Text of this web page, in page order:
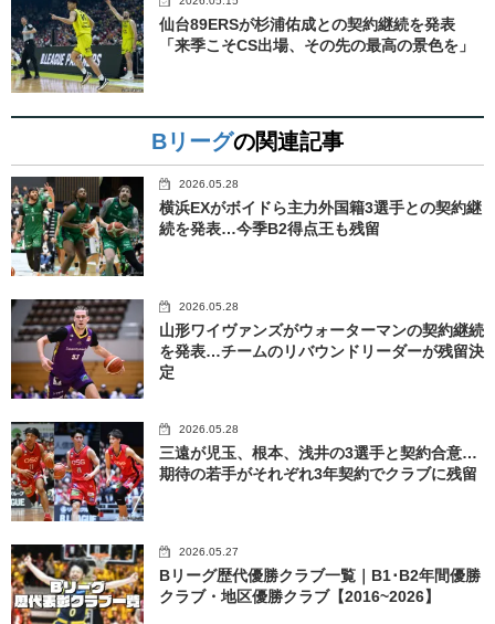
仙台89ERSが杉浦佑成との契約継続を発表
「来季こそCS出場、その先の最高の景色を」
Bリーグの関連記事
2026.05.28
横浜EXがボイドら主力外国籍3選手との契約継
続を発表…今季B2得点王も残留
2026.05.28
山形ワイヴァンズがウォーターマンの契約継続
を発表…チームのリバウンドリーダーが残留決
定
2026.05.28
三遠が児玉、根本、浅井の3選手と契約合意…
期待の若手がそれぞれ3年契約でクラブに残留
2026.05.27
Bリーグ歴代優勝クラブ一覧｜B1･B2年間優勝
クラブ・地区優勝クラブ【2016~2026】